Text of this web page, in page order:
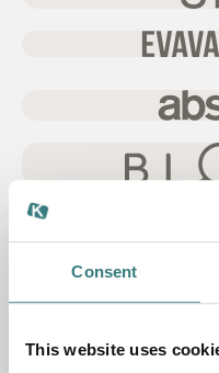
Consent
This website uses